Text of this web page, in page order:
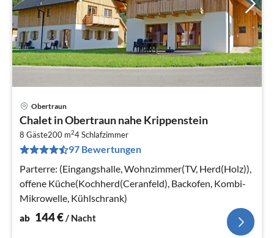
Obertraun
Chalet in Obertraun nahe Krippenstein
8 Gäste200 m24Schlafzimmer
97 Bewertungen
Parterre: (Eingangshalle, Wohnzimmer(TV, Herd(Holz)),
offene Küche(Kochherd(Ceranfeld), Backofen, Kombi-
Mikrowelle, Kühlschrank)
ab 144€/ Nacht